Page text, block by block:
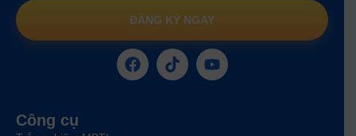
ĐĂNG KÝ NGAY
Công cụ